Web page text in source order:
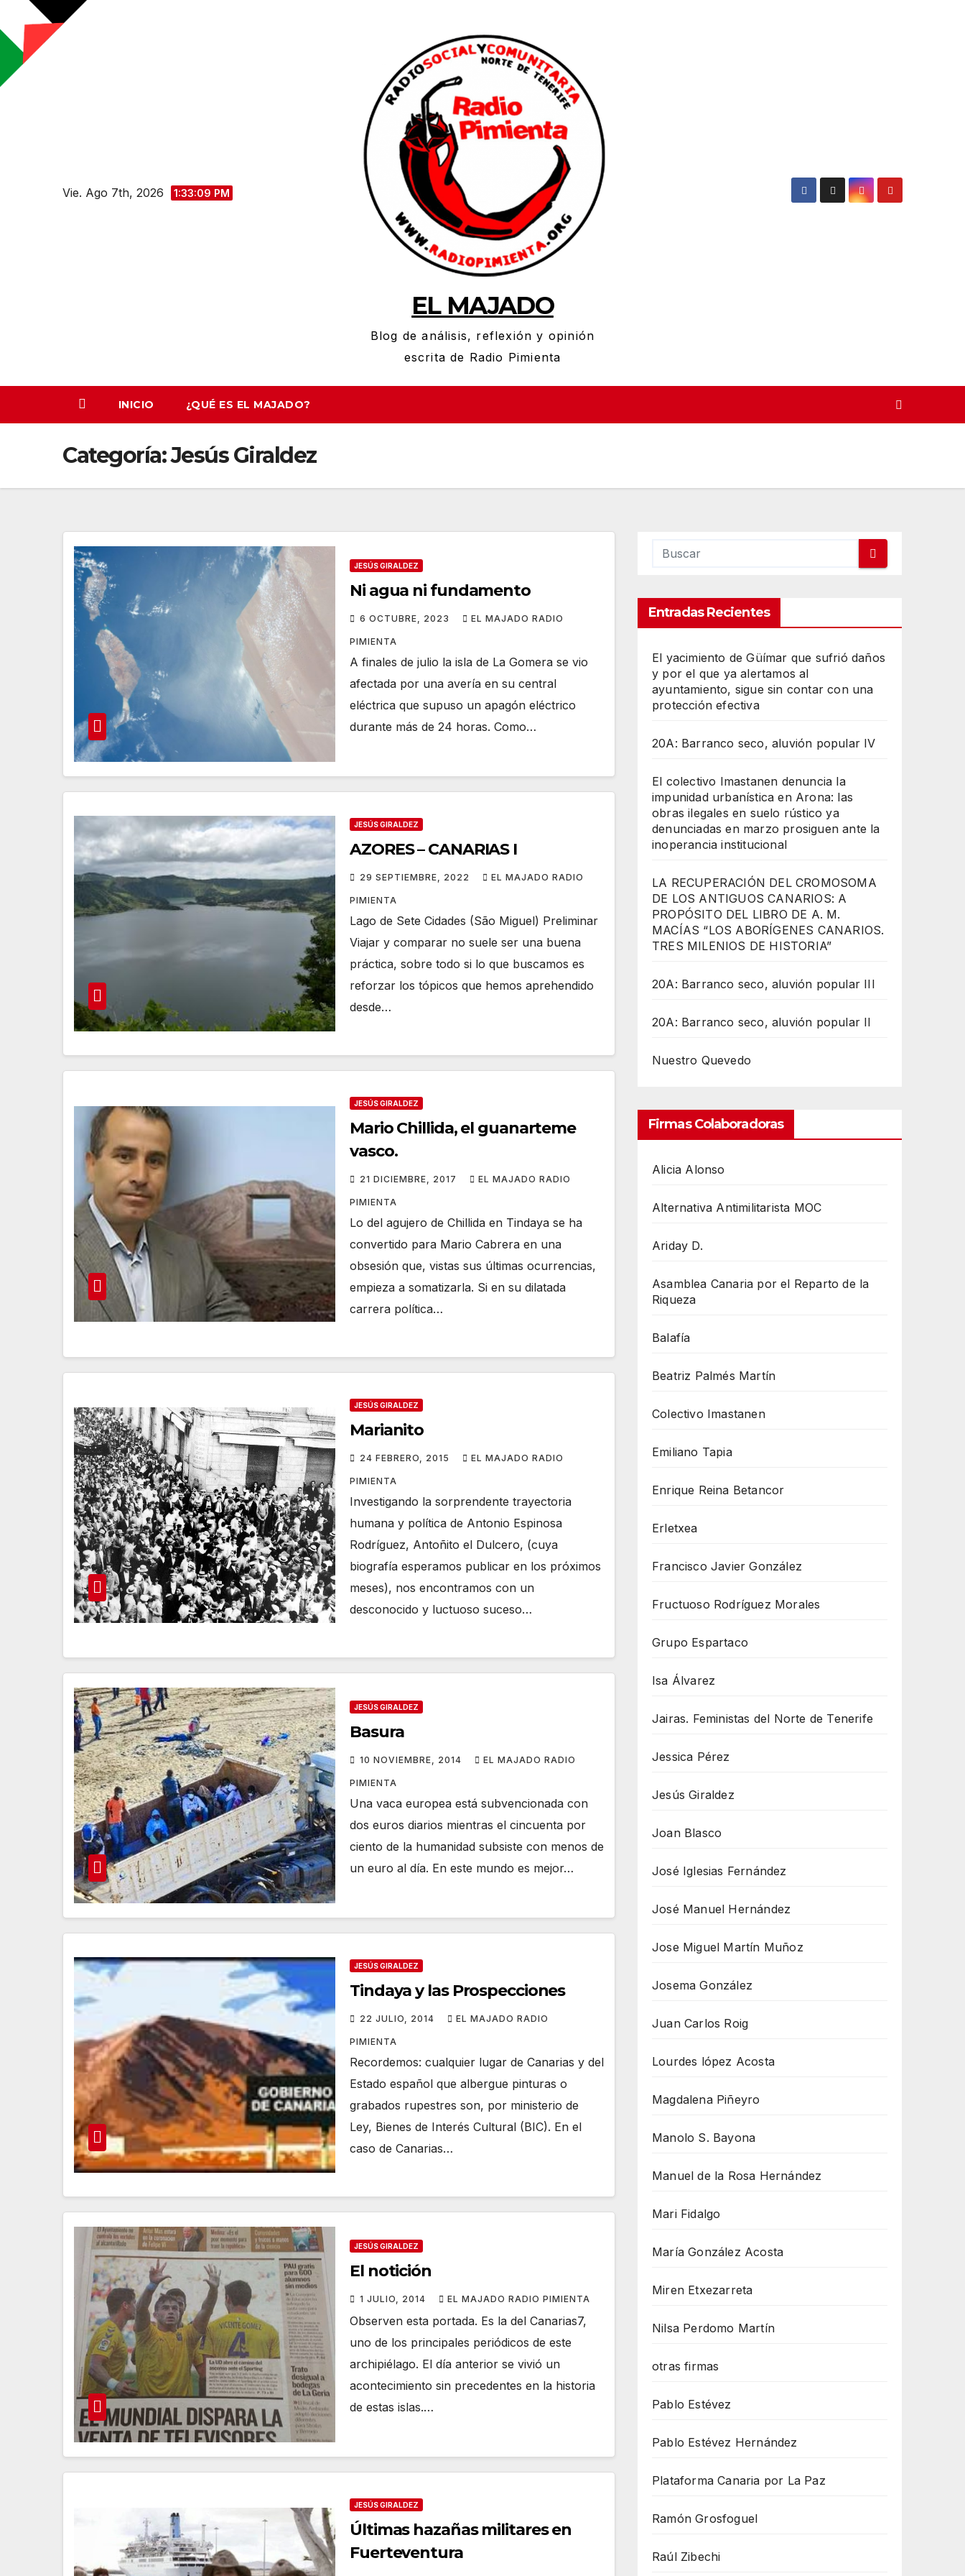
al
contenido
Vie. Ago 7th, 2026 1:33:11 PM
EL MAJADO
Blog de análisis, reflexión y opinión
escrita de Radio Pimienta
INICIO ¿QUÉ ES EL MAJADO?
Categoría:Jesús Giraldez
JESÚS GIRALDEZ
Ni agua ni fundamento
6 OCTUBRE, 2023 EL MAJADO RADIO
PIMIENTA
A finales de julio la isla de La Gomera se vio
afectada por una avería en su central
eléctrica que supuso un apagón eléctrico
durante más de 24 horas. Como…
JESÚS GIRALDEZ
AZORES – CANARIAS I
29 SEPTIEMBRE, 2022 EL MAJADO RADIO
PIMIENTA
Lago de Sete Cidades (São Miguel) Preliminar
Viajar y comparar no suele ser una buena
práctica, sobre todo si lo que buscamos es
reforzar los tópicos que hemos aprehendido
desde…
JESÚS GIRALDEZ
Mario Chillida, el guanarteme
vasco.
21 DICIEMBRE, 2017 EL MAJADO RADIO
PIMIENTA
Lo del agujero de Chillida en Tindaya se ha
convertido para Mario Cabrera en una
obsesión que, vistas sus últimas ocurrencias,
empieza a somatizarla. Si en su dilatada
carrera política…
JESÚS GIRALDEZ
Marianito
24 FEBRERO, 2015 EL MAJADO RADIO
PIMIENTA
Investigando la sorprendente trayectoria
humana y política de Antonio Espinosa
Rodríguez, Antoñito el Dulcero, (cuya
biografía esperamos publicar en los próximos
meses), nos encontramos con un
desconocido y luctuoso suceso…
JESÚS GIRALDEZ
Basura
10 NOVIEMBRE, 2014 EL MAJADO RADIO
PIMIENTA
Una vaca europea está subvencionada con
dos euros diarios mientras el cincuenta por
ciento de la humanidad subsiste con menos de
un euro al día. En este mundo es mejor…
JESÚS GIRALDEZ
Tindaya y las Prospecciones
22 JULIO, 2014 EL MAJADO RADIO
PIMIENTA
Recordemos: cualquier lugar de Canarias y del
Estado español que albergue pinturas o
grabados rupestres son, por ministerio de
Ley, Bienes de Interés Cultural (BIC). En el
caso de Canarias…
JESÚS GIRALDEZ
El notición
1 JULIO, 2014 EL MAJADO RADIO PIMIENTA
Observen esta portada. Es la del Canarias7,
uno de los principales periódicos de este
archipiélago. El día anterior se vivió un
acontecimiento sin precedentes en la historia
de estas islas.…
JESÚS GIRALDEZ
Últimas hazañas militares en
Fuerteventura
Entradas Recientes
El yacimiento de Güímar que sufrió daños
y por el que ya alertamos al
ayuntamiento, sigue sin contar con una
protección efectiva
20A: Barranco seco, aluvión popular IV
El colectivo Imastanen denuncia la
impunidad urbanística en Arona: las
obras ilegales en suelo rústico ya
denunciadas en marzo prosiguen ante la
inoperancia institucional
LA RECUPERACIÓN DEL CROMOSOMA
DE LOS ANTIGUOS CANARIOS: A
PROPÓSITO DEL LIBRO DE A. M.
MACÍAS “LOS ABORÍGENES CANARIOS.
TRES MILENIOS DE HISTORIA”
20A: Barranco seco, aluvión popular III
20A: Barranco seco, aluvión popular II
Nuestro Quevedo
Firmas Colaboradoras
Alicia Alonso
Alternativa Antimilitarista MOC
Ariday D.
Asamblea Canaria por el Reparto de la
Riqueza
Balafía
Beatriz Palmés Martín
Colectivo Imastanen
Emiliano Tapia
Enrique Reina Betancor
Erletxea
Francisco Javier González
Fructuoso Rodríguez Morales
Grupo Espartaco
Isa Álvarez
Jairas. Feministas del Norte de Tenerife
Jessica Pérez
Jesús Giraldez
Joan Blasco
José Iglesias Fernández
José Manuel Hernández
Jose Miguel Martín Muñoz
Josema González
Juan Carlos Roig
Lourdes lópez Acosta
Magdalena Piñeyro
Manolo S. Bayona
Manuel de la Rosa Hernández
Mari Fidalgo
María González Acosta
Miren Etxezarreta
Nilsa Perdomo Martín
otras firmas
Pablo Estévez
Pablo Estévez Hernández
Plataforma Canaria por La Paz
Ramón Grosfoguel
Raúl Zibechi